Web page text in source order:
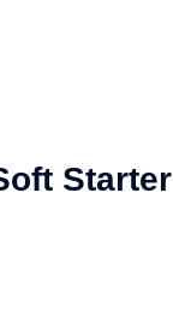
Starter